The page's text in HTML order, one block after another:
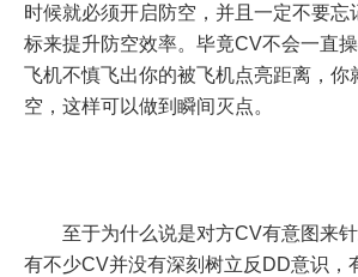
时候就必须开启防空，并且一定不要忘
标来提升防空效率。毕竟CV不会一直
飞机不慎飞出你的被飞机点亮距离，你
空，这样可以做到瞬间灭点。
至于为什么说是对方CV有意图来
有不少CV并没有深刻树立反DD意识，